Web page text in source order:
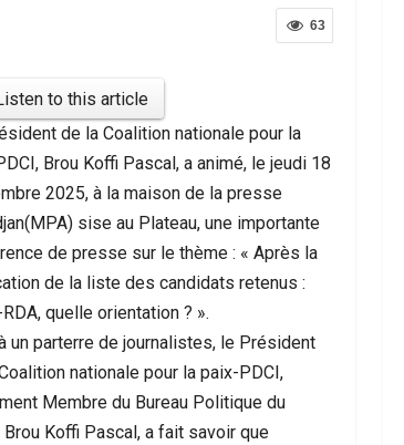
63
to this article
de la Coalition nationale pour la
Brou Koffi Pascal, a animé, le jeudi 18
2025, à la maison de la presse
sise au Plateau, une importante
de presse sur le thème : « Après la
de la liste des candidats retenus :
RDA, quelle orientation ? ».
un parterre de journalistes, le Président
nationale pour la paix-PDCI,
Membre du Bureau Politique du
Brou Koffi Pascal, a fait savoir que